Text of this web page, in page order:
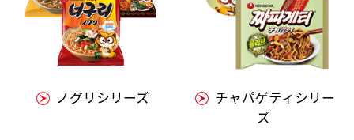
ノグリシリーズ
チャパゲティシリー
ズ